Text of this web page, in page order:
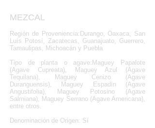
MEZCAL
Región de Proveniencia:Durango, Oaxaca, San
Luís Potosí, Zacatecas, Guanajuato, Guerrero,
Tamaulipas, Michoacán y Puebla
Tipo de planta o agave:Maguey Papalote
(Agave Cupreata), Maguey Azul (Agave
Tequilana), Maguey Cenizo (Agave
Duranguensis), Maguey Espadín (Agave
Angustifolia), Maguey Potosino (Agave
Salmiana), Maguey Serrano (Agave Americana),
entre otros.
Denominación de Origen: Sí